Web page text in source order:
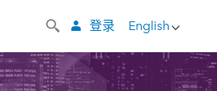
English
登录